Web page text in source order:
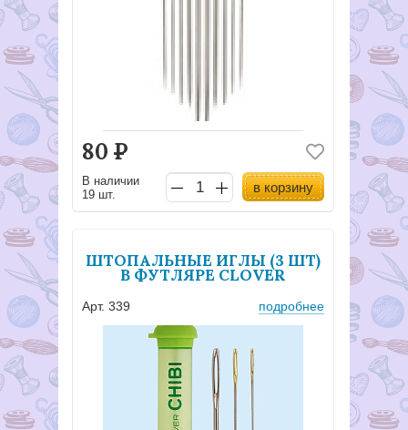
80 Р
В наличии
19 шт.
в корзину
ШТОПАЛЬНЫЕ ИГЛЫ (3 ШТ)
В ФУТЛЯРЕ CLOVER
Арт. 339 подробнее